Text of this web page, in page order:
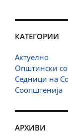
КАТЕГОРИИ
Актуелно
Општински
Седници на
Соопштенија
АРХИВИ